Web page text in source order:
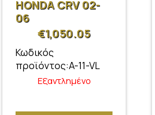
HONDA CRV 02-
06
€1,050.05
Κωδικός
προϊόντος:A-11-VL
Εξαντλημένο